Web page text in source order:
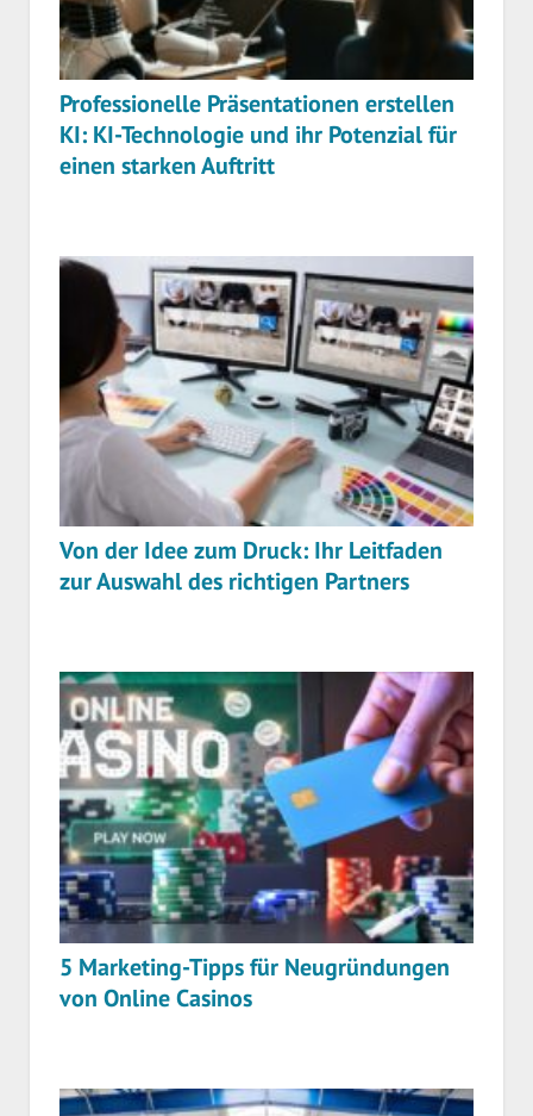
Professionelle Präsentationen erstellen
KI: KI-Technologie und ihr Potenzial für
einen starken Auftritt
Von der Idee zum Druck: Ihr Leitfaden
zur Auswahl des richtigen Partners
5 Marketing-Tipps für Neugründungen
von Online Casinos